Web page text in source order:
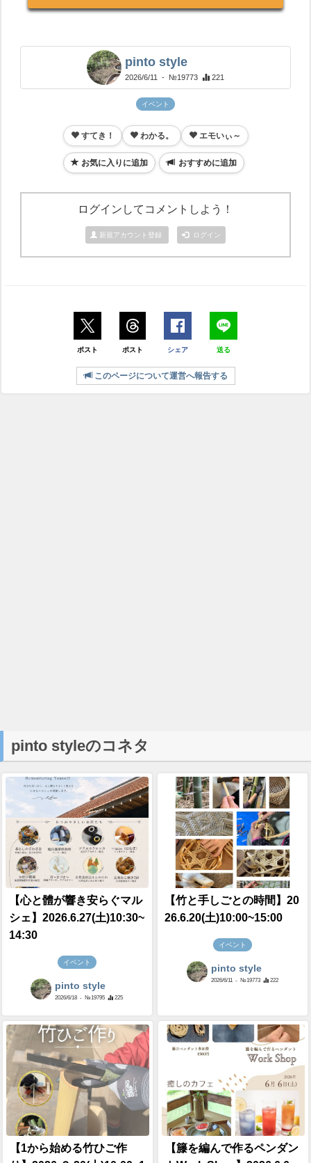
pinto style
2026/6/11 - №19773 221
イベント
すてき！ わかる。 エモいぃ～
お気に入りに追加 おすすめに追加
ログインしてコメントしよう！
新規アカウント登録 ログイン
ポスト ポスト シェア 送る
このページについて運営へ報告する
pinto styleのコネタ
【心と體が響き安らぐマル
シェ】2026.6.27(土)10:30~
14:30
イベント
pinto style
2026/6/18 - №19795 225
【竹と手しごとの時間】20
26.6.20(土)10:00~15:00
イベント
pinto style
2026/6/11 - №19773 222
【1から始める竹ひご作
【籐を編んで作るペンダン